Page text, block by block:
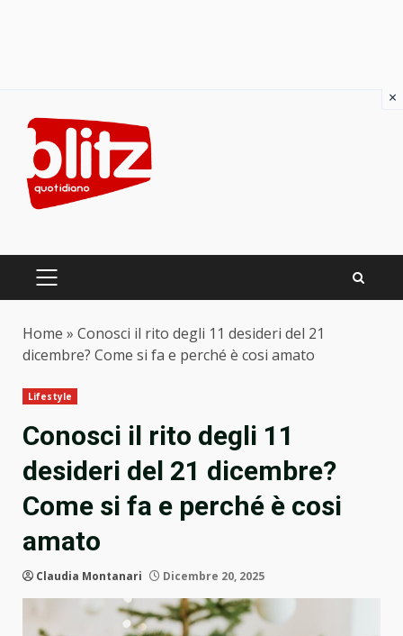
content
PRIMARY
Home » Conosci il rito degli 11 desideri del 21
dicembre? Come si fa e perché è cosi amato
Lifestyle
Conosci il rito degli 11
desideri del 21 dicembre?
Come si fa e perché è cosi
amato
Claudia Montanari Dicembre 20, 2025
×